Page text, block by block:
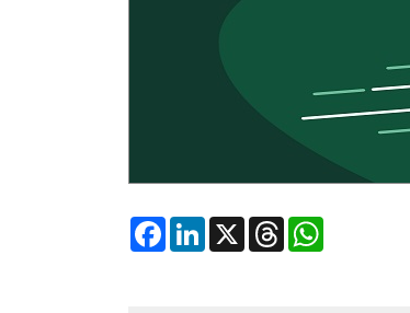
FacebookLinkedIn
X Threads